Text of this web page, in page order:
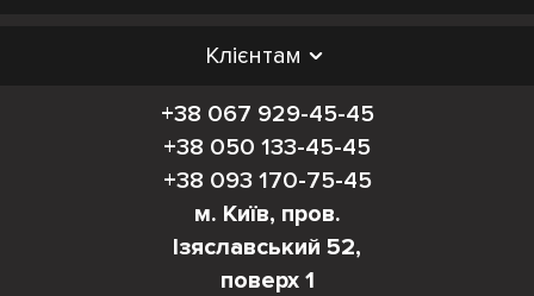
Клієнтам
+38 067 929-45-45
+38 050 133-45-45
+38 093 170-75-45
м. Київ, пров.
Ізяславський 52,
поверх 1